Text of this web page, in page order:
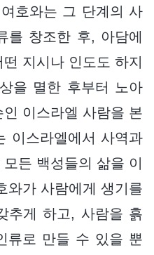
호와는 그 단계의 사
를 창조한 후, 아담에
지시나 인도도 하지
을 멸한 후부터 노아
이스라엘 사람을 본
이스라엘에서 사역과
든 백성들의 삶을 이
와가 사람에게 생기를
추게 하고, 사람을 흙
류로 만들 수 있을 뿐